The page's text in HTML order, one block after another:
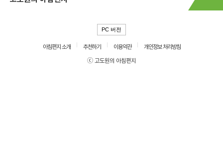
PC 버전
아침편지 소개 추천하기 이용약관
개인정보 처리방침
ⓒ 고도원의 아침편지